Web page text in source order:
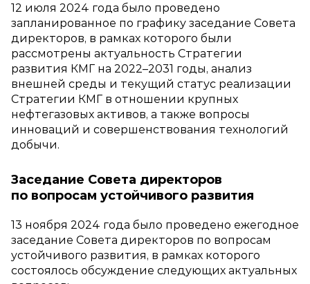
12 июля 2024 года было проведено
запланированное по графику заседание Совета
директоров, в рамках которого были
рассмотрены актуальность Стратегии
развития КМГ на 2022–2031 годы, анализ
внешней среды и текущий статус реализации
Стратегии КМГ в отношении крупных
нефтегазовых активов, а также вопросы
инноваций и совершенствования технологий
добычи.
Заседание Совета директоров
по вопросам устойчивого развития
13 ноября 2024 года было проведено ежегодное
заседание Совета директоров по вопросам
устойчивого развития, в рамках которого
состоялось обсуждение следующих актуальных